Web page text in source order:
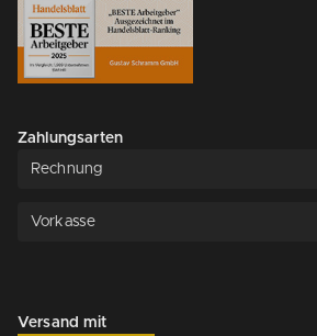
Zahlungsarten
Rechnung
Vorkasse
Versand mit